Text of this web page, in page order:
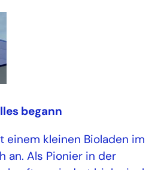
begann
einem kleinen Bioladen im
an. Als Pionier in der